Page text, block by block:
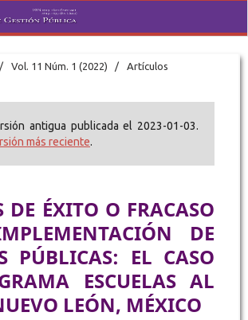
/ Vol. 11 Núm. 1 (2022) / Artículos
antigua publicada el 2023-01-03.
más reciente.
DE ÉXITO O FRACASO
DE
PÚBLICAS: EL CASO
ESCUELAS AL
LEÓN, MÉXICO